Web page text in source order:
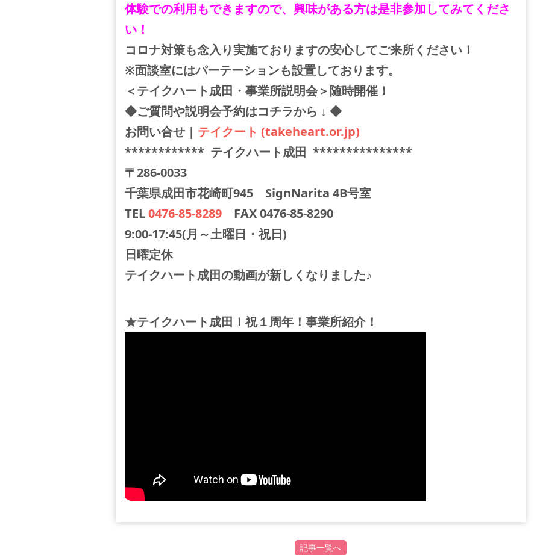
体験での利用もできますので、興味がある方は是非参加してみてくださ
い！
コロナ対策も念入り実施ておりますの安心してご来所ください！
※面談室にはパーテーションも設置しております。
＜テイクハート成田・事業所説明会＞随時開催！
◆ご質問や説明会予約はコチラから ↓ ◆
お問い合せ | テイクート (takeheart.or.jp)
************ テイクハート成田 ***************
〒286-0033
千葉県成田市花崎町945 SignNarita 4B号室
TEL0476-85-8289 FAX 0476-85-8290
9:00-17:45(月～土曜日・祝日)
日曜定休
テイクハート成田の動画が新しくなりました♪
★テイクハート成田！祝１周年！事業所紹介！
記事一覧へ